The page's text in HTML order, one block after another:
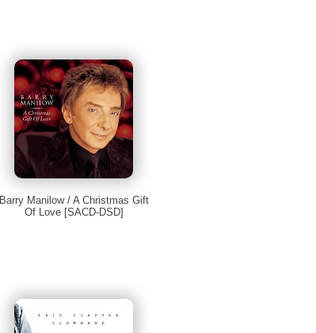
Barry Manilow / A Christmas Gift
Of Love [SACD-DSD]